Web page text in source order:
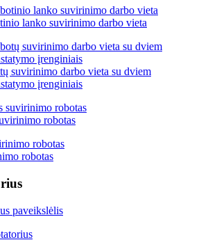
lanko suvirinimo darbo vieta
suvirinimo darbo vieta su dviem
įrenginiais
robotas
robotas